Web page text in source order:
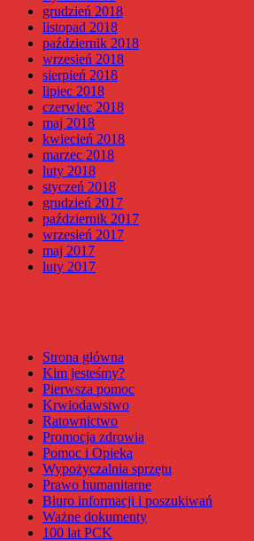
grudzień 2018
listopad 2018
październik 2018
wrzesień 2018
sierpień 2018
lipiec 2018
czerwiec 2018
maj 2018
kwiecień 2018
marzec 2018
luty 2018
styczeń 2018
grudzień 2017
październik 2017
wrzesień 2017
maj 2017
luty 2017
Strona główna
Kim jesteśmy?
Pierwsza pomoc
Krwiodawstwo
Ratownictwo
Promocja zdrowia
Pomoc i Opieka
Wypożyczalnia sprzętu
Prawo humanitarne
Biuro informacji i poszukiwań
Ważne dokumenty
100 lat PCK